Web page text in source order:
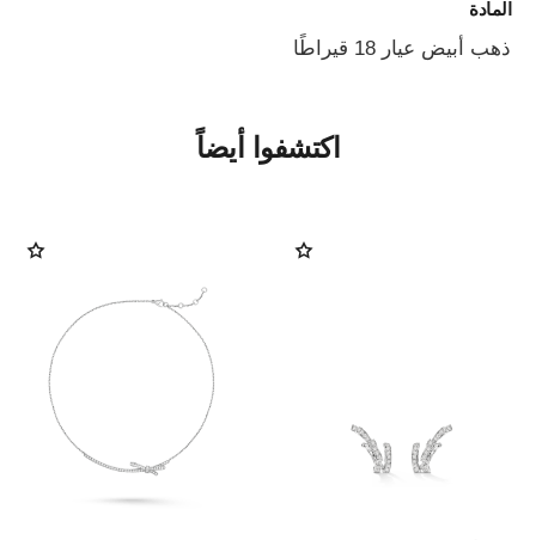
المادة
ذهب أبيض عيار 18 قيراطًا
اكتشفوا أيضاً